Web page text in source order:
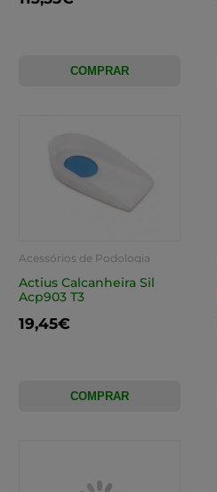
COMPRAR
Acessórios de Podologia
Actius Calcanheira Sil
Acp903 T3
19,45€
COMPRAR